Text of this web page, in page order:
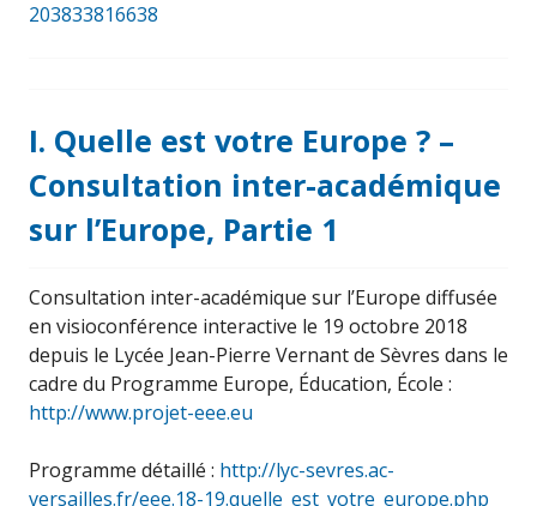
203833816638
I. Quelle est votre Europe ? –
Consultation inter-académique
sur l’Europe, Partie 1
Consultation inter-académique sur l’Europe diffusée
en visioconférence interactive le 19 octobre 2018
depuis le Lycée Jean-Pierre Vernant de Sèvres dans le
cadre du Programme Europe, Éducation, École :
http://www.projet-eee.eu
Programme détaillé : http://lyc-sevres.ac-
versailles.fr/eee.18-19.quelle_est_votre_europe.php